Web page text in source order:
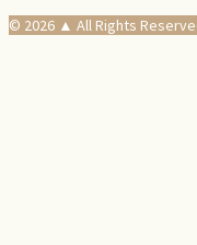
© 2026 ▲ All Rights